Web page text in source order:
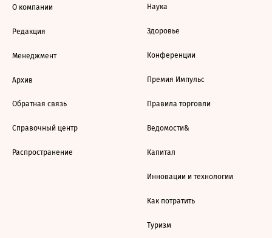
О компании
Редакция
Менеджмент
Архив
Обратная связь
Справочный центр
Распространение
Наука
Здоровье
Конференции
Премия Импульс
Правила торговли
Ведомости&
Капитал
Инновации и технологии
Как потратить
Туризм